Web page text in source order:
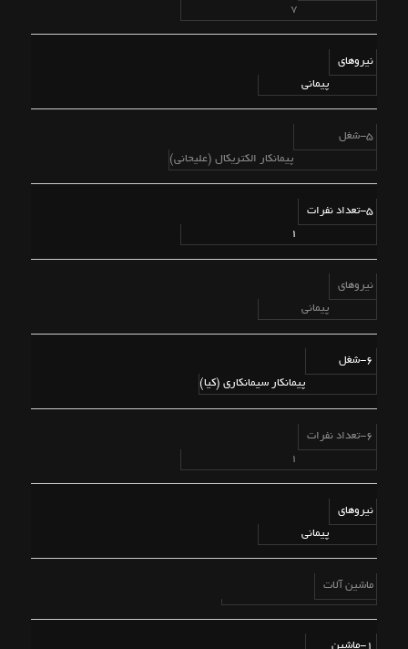
7
نیروهای
پیمانی
5-شغل
پیمانکار الکتریکال (علیحانی)
5-تعداد نفرات
1
نیروهای
پیمانی
6-شغل
پیمانکار سیمانکاری (کیا)
6-تعداد نفرات
1
نیروهای
پیمانی
ماشین آلات
1-ماشین